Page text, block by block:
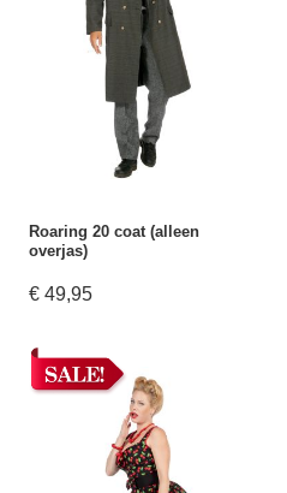
Roaring 20 coat (alleen
overjas)
€ 49,95